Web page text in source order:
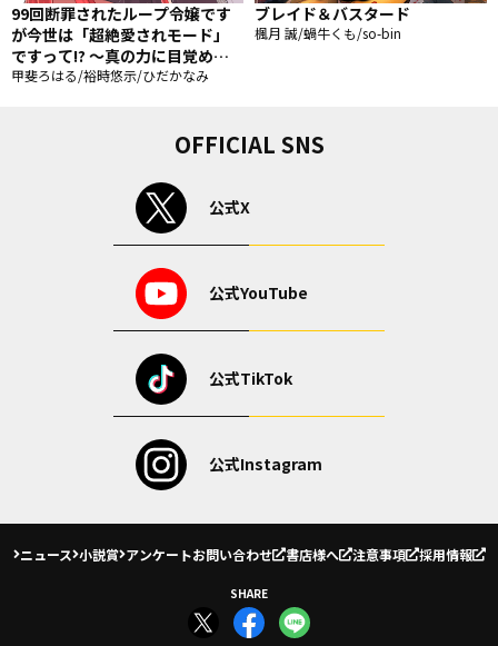
99回断罪されたループ令嬢です
が今世は「超絶愛されモード」
ですって!? 〜真の力に目覚めて
始まる100回目の人生〜
甲斐ろはる/裕時悠示/ひだかなみ
ブレイド＆バスタード
楓月 誠/蝸牛くも/so-bin
OFFICIAL SNS
公式X
公式YouTube
公式TikTok
公式Instagram
ニュース 小説賞 アンケートお問い合わせ 書店様へ 注意事項 採用情報
SHARE